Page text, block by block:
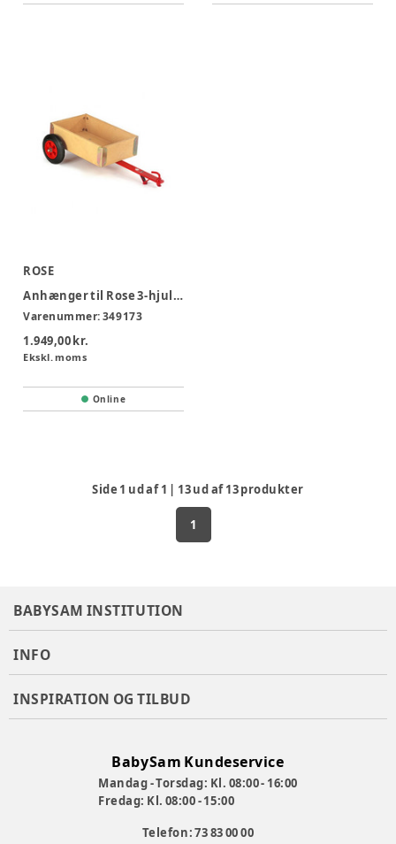
ROSE
Anhænger til Rose 3-hjulet cykel
Varenummer:349173
1.949,00 kr.
Ekskl. moms
Online
Side 1 ud af1 13ud af13produkter
1
BABYSAM INSTITUTION
INFO
INSPIRATION OG TILBUD
BabySam Kundeservice
Mandag - Torsdag: Kl. 08:00 - 16:00
Fredag: Kl. 08:00 - 15:00
Telefon: 73 83 00 00